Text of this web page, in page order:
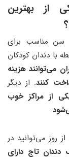
از بهترین
سن مناسب برای
با دندان کودکان
می‌توانند هزینه
کنند. از دیگر
از مراکز خوب
.
روز می‌توانید در
دندان تاج دارای